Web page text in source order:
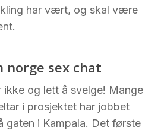
har vært, og skal være
norge sex chat
ikke og lett å svelge! Mange
i prosjektet har jobbet
gaten i Kampala. Det første